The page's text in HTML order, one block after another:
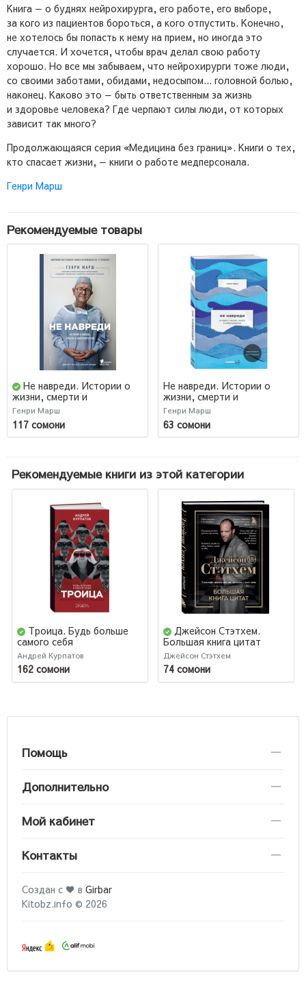
Книга — о буднях нейрохирурга, его работе, его выборе,
за кого из пациентов бороться, а кого отпустить. Конечно,
не хотелось бы попасть к нему на прием, но иногда это
случается. И хочется, чтобы врач делал свою работу
хорошо. Но все мы забываем, что нейрохирурги тоже люди,
со своими заботами, обидами, недосыпом... головной болью,
наконец. Каково это — быть ответственным за жизнь
и здоровье человека? Где черпают силы люди, от которых
зависит так много?
Продолжающаяся серия «Медицина без границ». Книги о тех,
кто спасает жизни, — книги о работе медперсонала.
Генри Марш
Рекомендуемые товары
Не навреди. Истории о
жизни, смерти и
нейрохирургии
Генри Марш
117 сомони
Не навреди. Истории о
жизни, смерти и
нейрохирургии (М)
Генри Марш
63 сомони
Рекомендуемые книги из этой категории
Троица. Будь больше
самого себя
Андрей Курпатов
162 сомони
Джейсон Стэтхем.
Большая книга цитат
Джейсон Стэтхем
74 сомони
Помощь
Дополнительно
Мой кабинет
Контакты
Создан с ♥ в Girbar
Kitobz.info © 2026